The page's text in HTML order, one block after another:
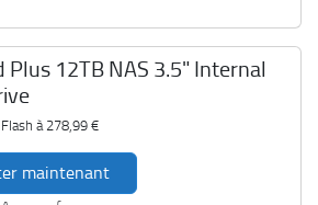
Plus 12TB NAS 3.5" Internal
à278,99 €
maintenant